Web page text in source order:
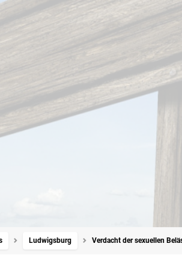
Ludwigsburg Verdacht der sexuellen